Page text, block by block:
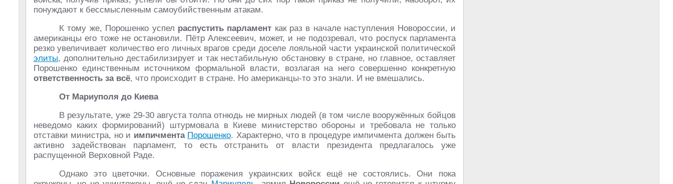
понуждают к бессмысленным самоубийственным атакам.
К тому же, Порошенко успел распустить парламент как раз в начале наступления Новороссии, и
американцы его тоже не остановили. Пётр Алексеевич, может, и не подозревал, что роспуск парламента
резко увеличивает количество его личных врагов среди доселе лояльной части украинской политической
элиты, дополнительно дестабилизирует и так нестабильную обстановку в стране, но главное, оставляет
Порошенко единственным источником формальной власти, возлагая на него совершенно конкретную
ответственность за всё, что происходит в стране. Но американцы-то это знали. И не вмешались.
От Мариуполя до Киева
В результате, уже 29-30 августа толпа отнюдь не мирных людей (в том числе вооружённых бойцов
неведомо каких формирований) штурмовала в Киеве министерство обороны и требовала не только
отставки министра, но и импичмента Порошенко. Характерно, что в процедуре импичмента должен быть
активно задействован парламент, то есть отстранить от власти президента предлагалось уже
распущенной Верховной Раде.
Однако это цветочки. Основные поражения украинских войск ещё не состоялись. Они пока